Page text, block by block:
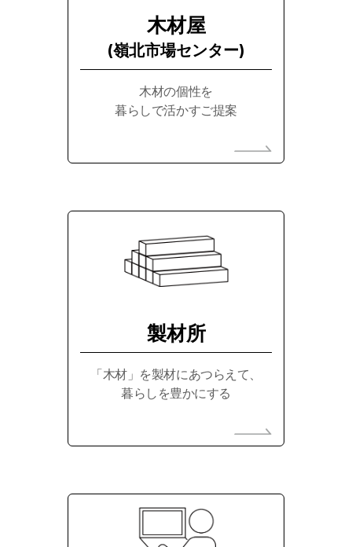
木材屋
(嶺北市場センター)
木材の個性を
暮らしで活かすご提案
製材所
「木材」を製材にあつらえて、
暮らしを豊かにする